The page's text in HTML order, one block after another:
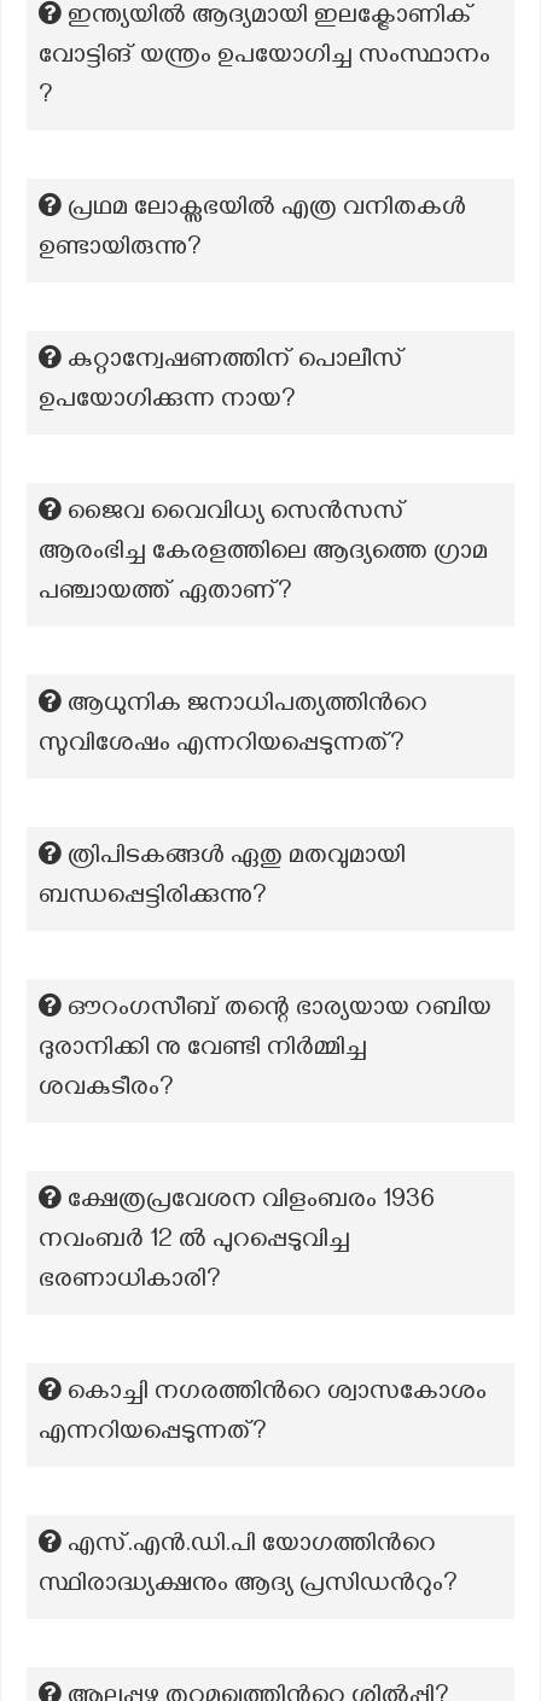
ഇന്ത്യയിൽ ആദ്യമായി ഇലക്ട്രോണിക്
വോട്ടിങ് യന്ത്രം ഉപയോഗിച്ച സംസ്ഥാനം
?
പ്രഥമ ലോക്സഭയിൽ എത്ര വനിതകൾ
ഉണ്ടായിരുന്നു?
കുറ്റാന്വേഷണത്തിന് പൊലീസ്
ഉപയോഗിക്കുന്ന നായ?
ജൈവ വൈവിധ്യ സെൻസസ്
ആരംഭിച്ച കേരളത്തിലെ ആദ്യത്തെ ഗ്രാമ
പഞ്ചായത്ത് ഏതാണ്?
ആധുനിക ജനാധിപത്യത്തിൻറെ
സുവിശേഷം എന്നറിയപ്പെടുന്നത്?
ത്രിപിടകങ്ങൾ ഏതു മതവുമായി
ബന്ധപ്പെട്ടിരിക്കുന്നു?
ഔറംഗസീബ് തന്റെ ഭാര്യയായ റബിയ
ദുരാനിക്കി നു വേണ്ടി നിർമ്മിച്ച
ശവകുടീരം?
ക്ഷേത്രപ്രവേശന വിളംബരം 1936
നവംബർ 12 ൽ പുറപ്പെടുവിച്ച
ഭരണാധികാരി?
കൊച്ചി നഗരത്തിന്‍റെ ശ്വാസകോശം
എന്നറിയപ്പെടുന്നത്?
എസ്.എന്‍.ഡി.പി യോഗത്തിന്‍റെ
സ്ഥിരാദ്ധ്യക്ഷനും ആദ്യ പ്രസിഡന്‍റും?